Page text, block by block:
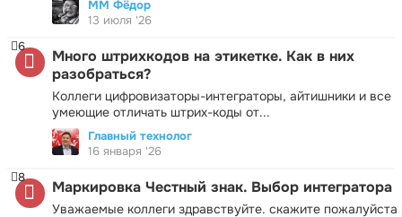
ММ Фёдор
13 июля '26
Много штрихкодов на этикетке. Как в них
разобраться?
Коллеги цифровизаторы-интеграторы, айтишники и все
умеющие отличать штрих-коды от...
6
Главный технолог
16 января '26
Маркировка Честный знак. Выбор интегратора
Уважаемые коллеги здравствуйте. скажите пожалуйста
8